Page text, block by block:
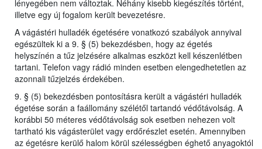
lényegében nem változtak. Néhány kisebb kiegészítés történt,
illetve egy új fogalom került bevezetésre.
A vágástéri hulladék égetésére vonatkozó szabályok annyival
egészültek ki a 9. § (5) bekezdésben, hogy az égetés
helyszínén a tűz jelzésére alkalmas eszközt kell készenlétben
tartani. Telefon vagy rádió minden esetben elengedhetetlen az
azonnali tűzjelzés érdekében.
9. § (5) bekezdésben pontosításra került a vágástéri hulladék
égetése során a faállomány szélétől tartandó védőtávolság. A
korábbi 50 méteres védőtávolság sok esetben nehezen volt
tartható kis vágásterület vagy erdőrészlet esetén. Amennyiben
az égetésre kerülő halom körül szélességben éghető anyagoktól